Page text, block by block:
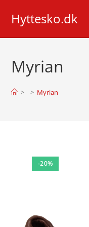
content
Hyttesko.dk
Myrian
> > Myrian
-20%